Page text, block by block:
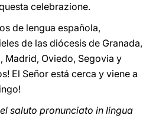
celebrazione.
de lengua española,
de las diócesis de Granada,
Madrid, Oviedo, Segovia y
El Señor está cerca y viene a
saluto pronunciato in lingua